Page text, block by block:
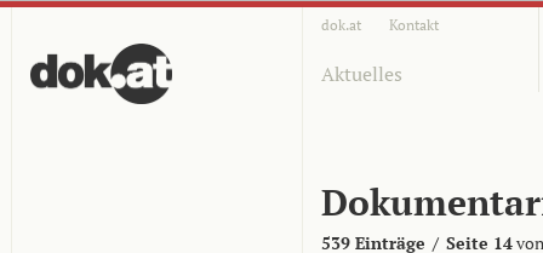
dok.at Kontakt
Aktuelles
539 Einträge / Seite 14